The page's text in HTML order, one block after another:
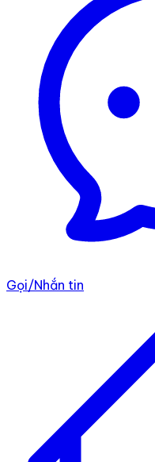
Gọi/Nhắn tin